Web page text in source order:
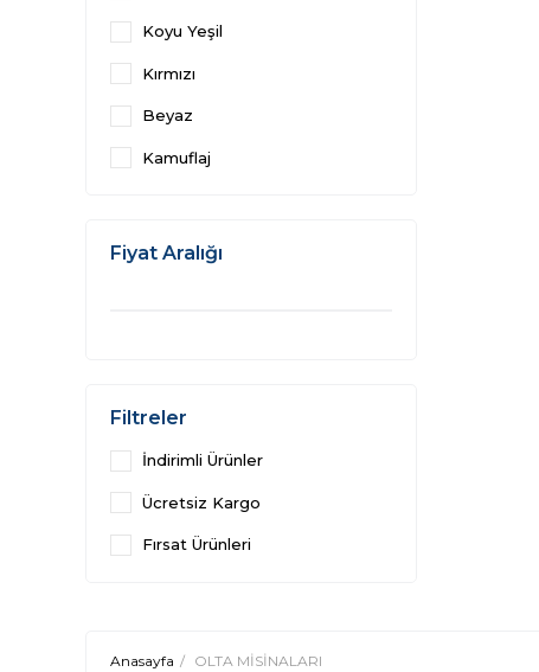
Koyu Yeşil
Kırmızı
Beyaz
Kamuflaj
Fiyat Aralığı
Filtreler
İndirimli Ürünler
Ücretsiz Kargo
Fırsat Ürünleri
Anasayfa OLTA MİSİNALARI